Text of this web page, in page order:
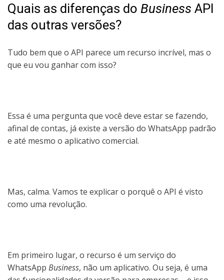
Quais as diferenças do Business API
das outras versões?
Tudo bem que o API parece um recurso incrível, mas o
que eu vou ganhar com isso?
Essa é uma pergunta que você deve estar se fazendo,
afinal de contas, já existe a versão do WhatsApp padrão
e até mesmo o aplicativo comercial.
Mas, calma. Vamos te explicar o porquê o API é visto
como uma revolução.
Em primeiro lugar, o recurso é um serviço do
WhatsApp Business, não um aplicativo. Ou seja, é uma